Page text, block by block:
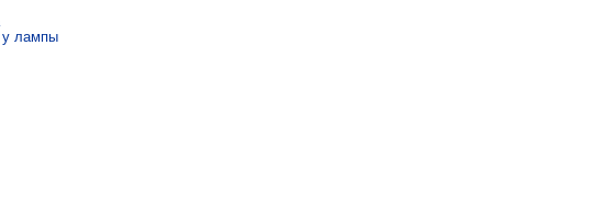
у лампы